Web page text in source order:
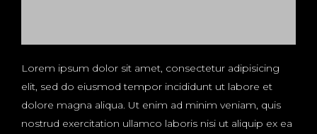
Lorem ipsum dolor sit amet, consectetur adipisicing
elit, sed do eiusmod tempor incididunt ut labore et
dolore magna aliqua. Ut enim ad minim veniam, quis
nostrud exercitation ullamco laboris nisi ut aliquip ex ea